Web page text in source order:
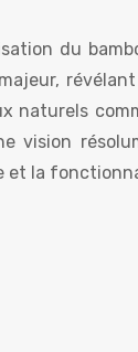
du
naturels
vision
et la